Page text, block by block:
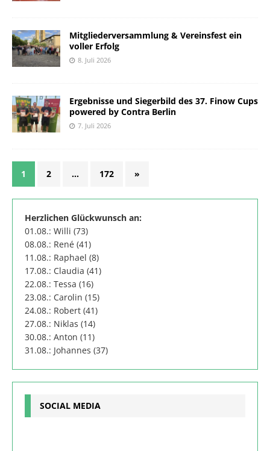
Mitgliederversammlung & Vereinsfest ein
voller Erfolg
8. Juli 2026
Ergebnisse und Siegerbild des 37. Finow Cups
powered by Contra Berlin
7. Juli 2026
1 2 … 172 »
Herzlichen Glückwunsch an:
01.08.: Willi (73)
08.08.: René (41)
11.08.: Raphael (8)
17.08.: Claudia (41)
22.08.: Tessa (16)
23.08.: Carolin (15)
24.08.: Robert (41)
27.08.: Niklas (14)
30.08.: Anton (11)
31.08.: Johannes (37)
SOCIAL MEDIA